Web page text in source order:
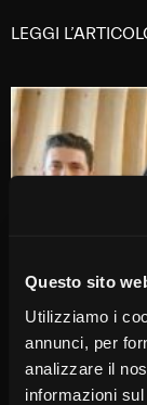
Questo sito
Utilizziamo i
annunci, per
analizzare il
informazioni
LEGGI